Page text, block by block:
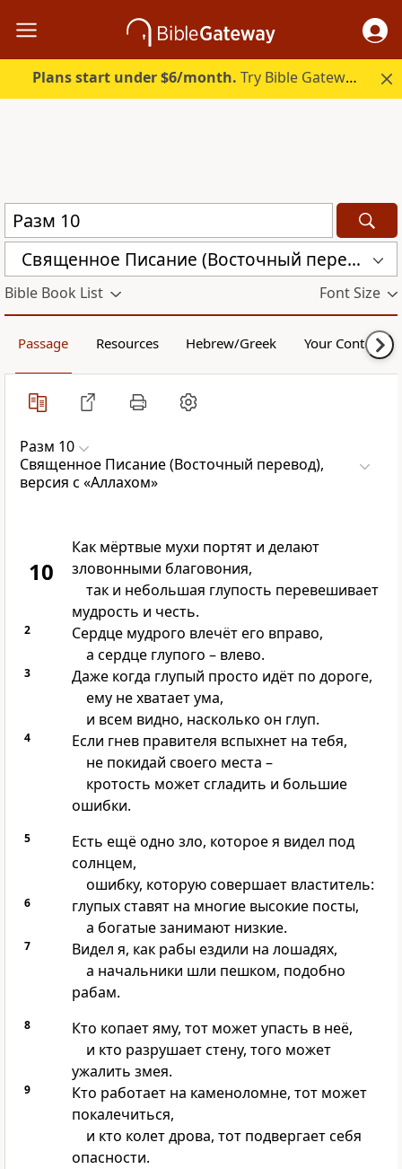
Plans start under $6/month. Try Bible Gateway Plus.
Священное Писание (Восточный перевод), версия с «Аллахом» (CARSA)
Bible Book List Font Size
Passage Resources Hebrew/Greek Your Content
Разм 10
Священное Писание (Восточный перевод),
версия с «Аллахом»
10
Как мёртвые мухи портят и делают
зловонными благовония,
так и небольшая глупость перевешивает
мудрость и честь.
2
Сердце мудрого влечёт его вправо,
а сердце глупого – влево.
3
Даже когда глупый просто идёт по дороге,
ему не хватает ума,
и всем видно, насколько он глуп.
4
Если гнев правителя вспыхнет на тебя,
не покидай своего места –
кротость может сгладить и большие
ошибки.
5
Есть ещё одно зло, которое я видел под
солнцем,
ошибку, которую совершает властитель:
6
глупых ставят на многие высокие посты,
а богатые занимают низкие.
7
Видел я, как рабы ездили на лошадях,
а начальники шли пешком, подобно
рабам.
8
Кто копает яму, тот может упасть в неё,
и кто разрушает стену, того может
ужалить змея.
9
Кто работает на каменоломне, тот может
покалечиться,
и кто колет дрова, тот подвергает себя
опасности.